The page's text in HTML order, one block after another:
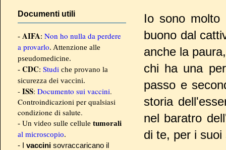
Io sono molto
buono dal
anche la
chi ha una
passo e
storia
nel baratro
di te, per i suoi
Documenti utili
- AIFA: Non ho nulla da perdere
a provarlo. Attenzione alle
pseudomedicine.
- CDC: Studi che provano la
sicurezza dei vaccini.
- ISS: Documento sui vaccini.
Controindicazioni per qualsiasi
condizione di salute.
- Un video sulle cellule tumorali
al microscopio.
- I vaccini sovraccaricano il